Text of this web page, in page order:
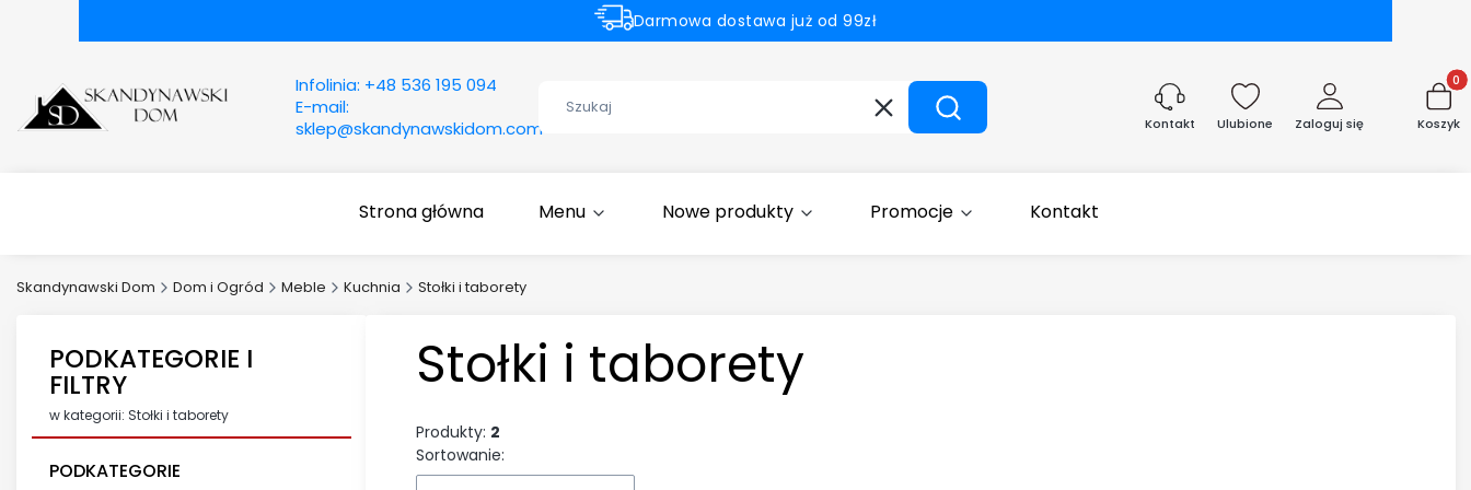
Darmowa dostawa już od 99zł
Infolinia: +48 536 195 094
E-mail:
sklep@skandynawskidom.com
WyczyśćSzukaj Kontakt Ulubione Zaloguj się Koszyk
Strona główna Menu Nowe produkty Promocje Kontakt
Skandynawski Dom Dom i Ogród Meble Kuchnia Stołki i taborety
PODKATEGORIE I
FILTRY
w kategorii: Stołki i taborety
PODKATEGORIE
Stołki i taborety
Produkty: 2
Sortowanie: